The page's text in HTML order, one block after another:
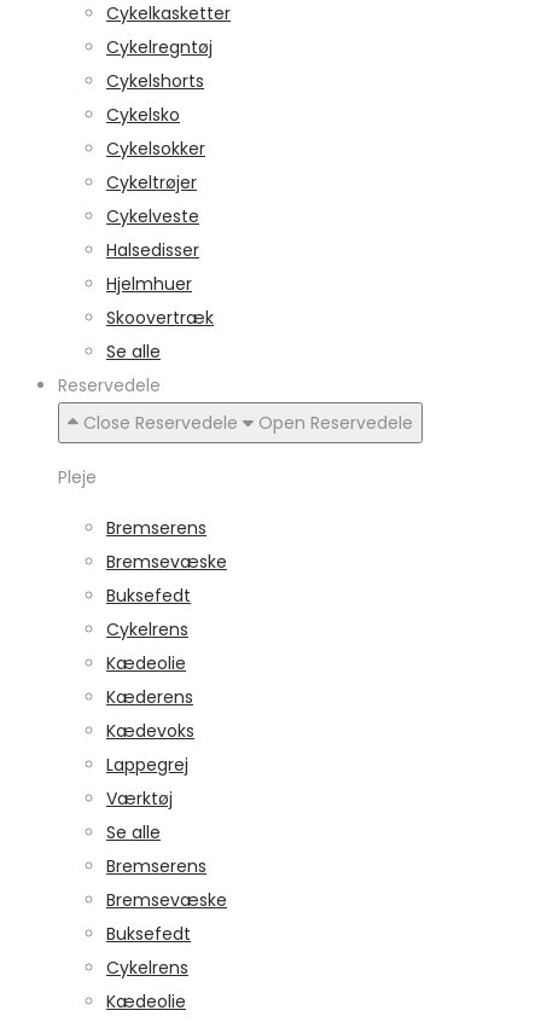
Cykelkasketter
Cykelregntøj
Cykelshorts
Cykelsko
Cykelsokker
Cykeltrøjer
Cykelveste
Halsedisser
Hjelmhuer
Skoovertræk
Se alle
Reservedele
Close Reservedele
Open Reservedele
Pleje
Bremserens
Bremsevæske
Buksefedt
Cykelrens
Kædeolie
Kæderens
Kædevoks
Lappegrej
Værktøj
Se alle
Bremserens
Bremsevæske
Buksefedt
Cykelrens
Kædeolie